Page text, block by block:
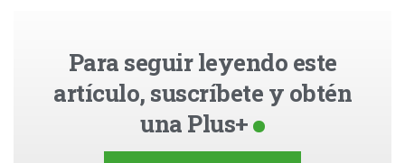
Para seguir leyendo este
artículo, suscríbete y obtén
una Plus+